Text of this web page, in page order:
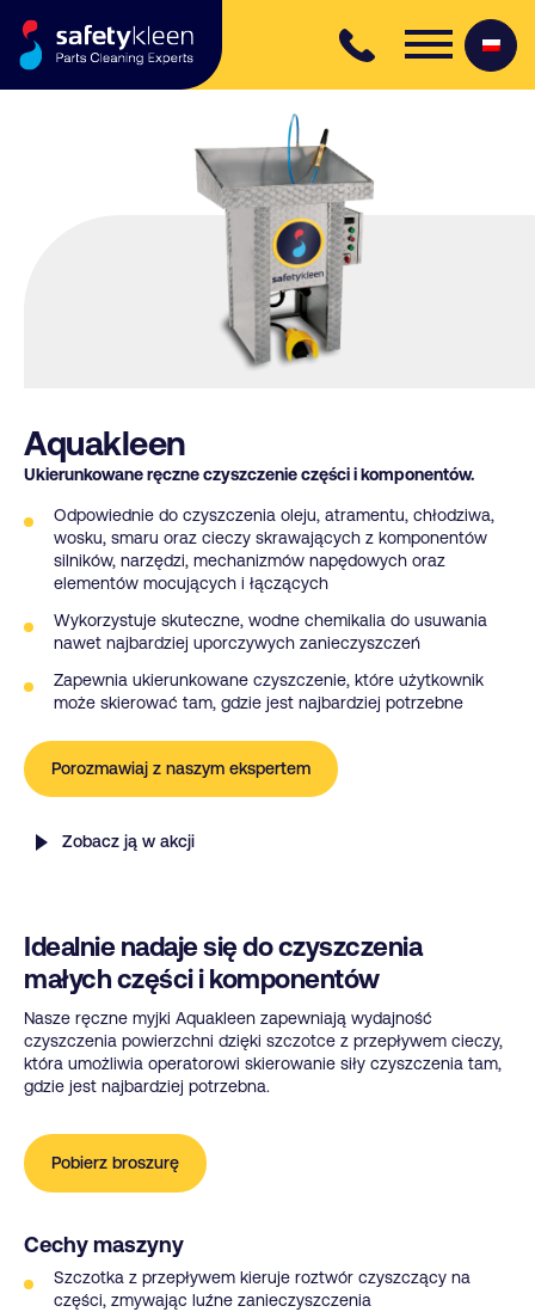
Aquakleen
Ukierunkowane ręczne czyszczenie części i komponentów.
Odpowiednie do czyszczenia oleju, atramentu, chłodziwa,
wosku, smaru oraz cieczy skrawających z komponentów
silników, narzędzi, mechanizmów napędowych oraz
elementów mocujących i łączących
Wykorzystuje skuteczne, wodne chemikalia do usuwania
nawet najbardziej uporczywych zanieczyszczeń
Zapewnia ukierunkowane czyszczenie, które użytkownik
może skierować tam, gdzie jest najbardziej potrzebne
Porozmawiaj z naszym ekspertem
Zobacz ją w akcji
Idealnie nadaje się do czyszczenia
małych części i komponentów
Nasze ręczne myjki Aquakleen zapewniają wydajność
czyszczenia powierzchni dzięki szczotce z przepływem cieczy,
która umożliwia operatorowi skierowanie siły czyszczenia tam,
gdzie jest najbardziej potrzebna.
Pobierz broszurę
Cechy maszyny
Szczotka z przepływem kieruje roztwór czyszczący na
części, zmywając luźne zanieczyszczenia